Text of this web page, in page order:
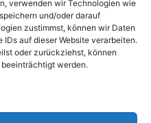
verwenden wir Technologien wie
und/oder darauf
zustimmst, können wir Daten
auf dieser Website verarbeiten.
oder zurückziehst, können
werden.